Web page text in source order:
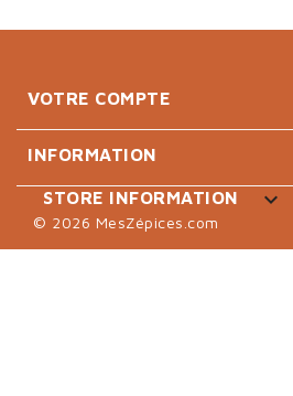
VOTRE COMPTE
INFORMATION
STORE INFORMATION 
© 2026 MesZépices.com